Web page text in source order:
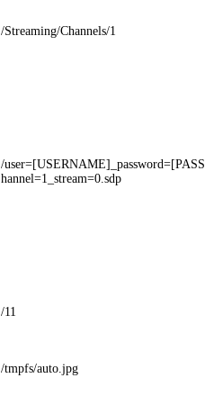
/Streaming/Channels/1
/
hannel=1_stream=0.sdp
/11
/tmpfs/auto.jpg